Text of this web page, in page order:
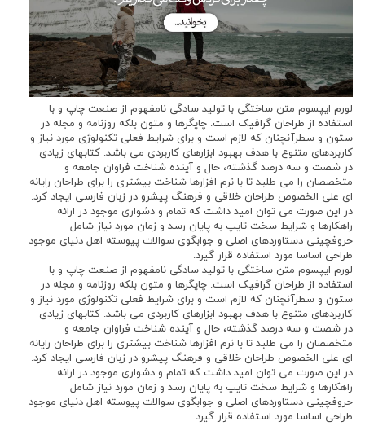
لورم ایپسوم متن ساختگی با تولید سادگی نامفهوم از صنعت چاپ و با
استفاده از طراحان گرافیک است. چاپگرها و متون بلکه روزنامه و مجله در
ستون و سطرآنچنان که لازم است و برای شرایط فعلی تکنولوژی مورد نیاز و
کاربردهای متنوع با هدف بهبود ابزارهای کاربردی می باشد. کتابهای زیادی
در شصت و سه درصد گذشته، حال و آینده شناخت فراوان جامعه و
متخصصان را می طلبد تا با نرم افزارها شناخت بیشتری را برای طراحان رایانه
ای علی الخصوص طراحان خلاقی و فرهنگ پیشرو در زبان فارسی ایجاد کرد.
در این صورت می توان امید داشت که تمام و دشواری موجود در ارائه
راهکارها و شرایط سخت تایپ به پایان رسد و زمان مورد نیاز شامل
حروفچینی دستاوردهای اصلی و جوابگوی سوالات پیوسته اهل دنیای موجود
طراحی اساسا مورد استفاده قرار گیرد.
لورم ایپسوم متن ساختگی با تولید سادگی نامفهوم از صنعت چاپ و با
استفاده از طراحان گرافیک است. چاپگرها و متون بلکه روزنامه و مجله در
ستون و سطرآنچنان که لازم است و برای شرایط فعلی تکنولوژی مورد نیاز و
کاربردهای متنوع با هدف بهبود ابزارهای کاربردی می باشد. کتابهای زیادی
در شصت و سه درصد گذشته، حال و آینده شناخت فراوان جامعه و
متخصصان را می طلبد تا با نرم افزارها شناخت بیشتری را برای طراحان رایانه
ای علی الخصوص طراحان خلاقی و فرهنگ پیشرو در زبان فارسی ایجاد کرد.
در این صورت می توان امید داشت که تمام و دشواری موجود در ارائه
راهکارها و شرایط سخت تایپ به پایان رسد و زمان مورد نیاز شامل
حروفچینی دستاوردهای اصلی و جوابگوی سوالات پیوسته اهل دنیای موجود
طراحی اساسا مورد استفاده قرار گیرد.